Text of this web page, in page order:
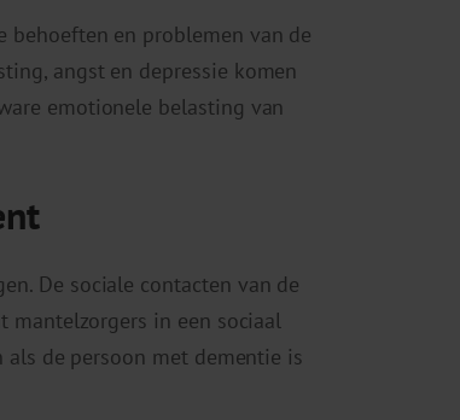
behoeften en problemen van de
angst en depressie komen
emotionele belasting van
De sociale contacten van de
mantelzorgers in een sociaal
de persoon met dementie is